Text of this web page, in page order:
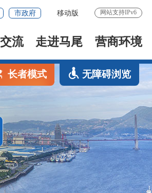
市政府 移动版 网站支持IPv6
流 走进马尾 营商环境
长者模式 无障碍浏览